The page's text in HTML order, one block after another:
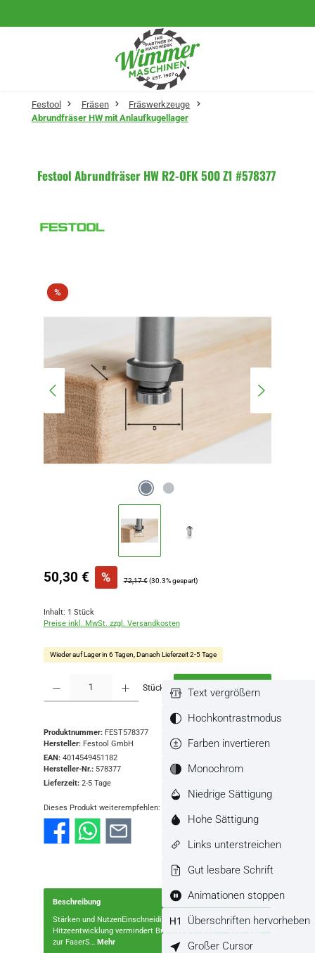
Festool Fräsen
Fräswerkzeuge
Abrundfräser HW mit Anlaufkugellager
Festool Abrundfräser HW R2-OFK 500 Z1 #578377
%Rabatt
Verkaufspreis:
50,30 € % Regulärer Preis:
72,17 € (30.3% gespart)
Inhalt: 1 Stück
Preise inkl. MwSt. zzgl. Versandkosten
Wieder auf Lager in 6 Tagen, Danach Lieferzeit 2-5 Tage
Produkt Anzahl: Gib den gewünschten Wert ein oder benutze die
Stück In den Warenkorb
Produktnummer: FEST578377
Hersteller: Festool GmbH
EAN: 4014549451182
Hersteller-Nr.: 578377
Lieferzeit: 2-5 Tage
Dieses Produkt weiterempfehlen:
Beschreibung
Stärken und NutzenEinschneidiger Fräser (Z1): Reduzierte
Hitzeentwicklung vermindert Brandspuren beim Fräsen quer
zur FaserS… Mehr
Text vergrößern
Hochkontrastmodus
Farben invertieren
Monochrom
Niedrige Sättigung
Hohe Sättigung
Links unterstreichen
Gut lesbare Schrift
Animationen stoppen
Überschriften hervorheben
Großer Cursor